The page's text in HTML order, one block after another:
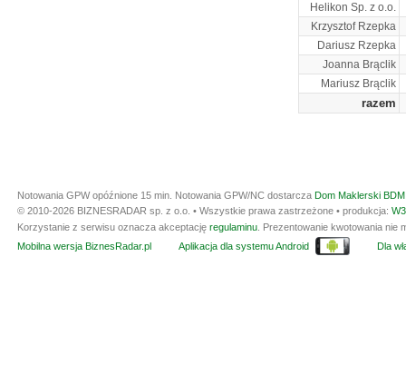
Helikon Sp. z o.o.
Krzysztof Rzepka
Dariusz Rzepka
Joanna Brąclik
Mariusz Brąclik
razem
Notowania GPW opóźnione 15 min. Notowania GPW/NC dostarcza Dom Maklerski
© 2010-2026 BIZNESRADAR sp. z o.o. • Wszystkie prawa zastrzeżone • produkcja:
Korzystanie z serwisu oznacza akceptację regulaminu . Prezentowanie kwotowania
Mobilna wersja BiznesRadar.pl
Aplikacja dla systemu Android Dla